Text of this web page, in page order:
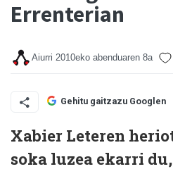
Errenterian
Aiurri 2010eko abenduaren 8a
Gehitu gaitzazu Googlen
Xabier Leteren
soka luzea ekarri